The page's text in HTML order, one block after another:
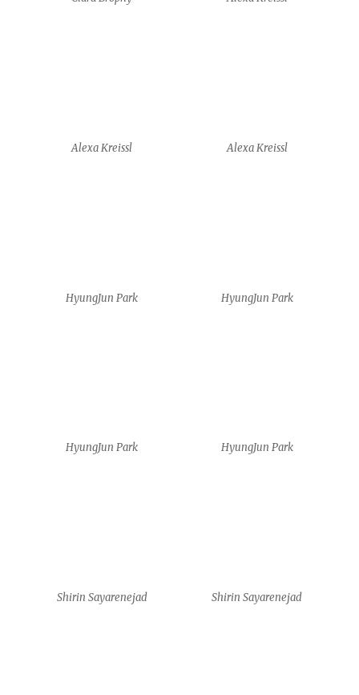
Alexa Kreissl Alexa Kreissl
HyungJun Park HyungJun Park
HyungJun Park HyungJun Park
Shirin Sayarenejad Shirin Sayarenejad